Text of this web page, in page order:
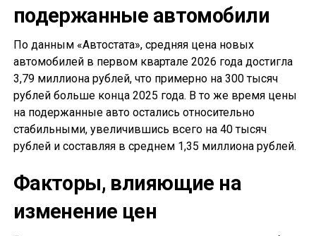
подержанные автомобили
По данным «Автостата», средняя цена новых
автомобилей в первом квартале 2026 года достигла
3,79 миллиона рублей, что примерно на 300 тысяч
рублей больше конца 2025 года. В то же время цены
на подержанные авто остались относительно
стабильными, увеличившись всего на 40 тысяч
рублей и составляя в среднем 1,35 миллиона рублей.
Факторы, влияющие на
изменение цен